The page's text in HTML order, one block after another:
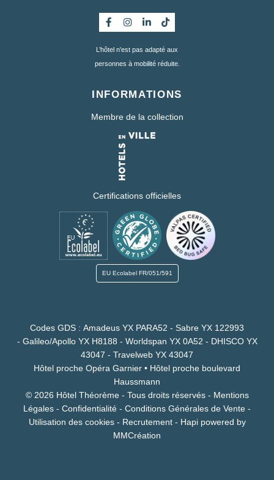
L’hôtel n'est pas adapté aux
personnes à mobilité réduite.
INFORMATIONS
Membre de la collection
Certifications officielles
EU Ecolabel FR/051/591
Codes GDS : Amadeus YX PARA52 - Sabre YX 122993
- Galileo/Apollo YX H8188 - Worldspan YX 0A52 - DHISCO YX
43047 - Travelweb YX 43047
Hôtel proche Opéra Garnier • Hôtel proche boulevard
Haussmann
© 2026 Hôtel Théorème - Tous droits réservés - Mentions
Légales - Confidentialité - Conditions Générales de Vente -
Utilisation des cookies- Recrutement- Hapipowered by
MMCréation